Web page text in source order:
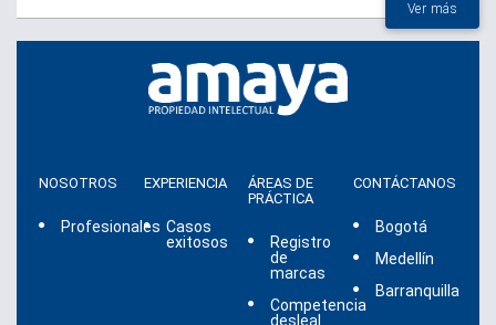
Ver más
NOSOTROS
Profesionales
EXPERIENCIA
Casos
exitosos
ÁREAS DE
PRÁCTICA
Registro
de
marcas
Competencia
desleal
CONTÁCTANOS
Bogotá
Medellín
Barranquilla